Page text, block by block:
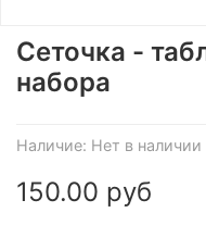
Наличие: Нет в наличии
Сеточка -
набора
150.00 руб